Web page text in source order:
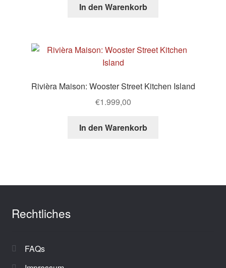
In den Warenkorb
Rivièra Maison: Wooster Street Kitchen Island
€1.999,00
In den Warenkorb
Rechtliches
FAQs